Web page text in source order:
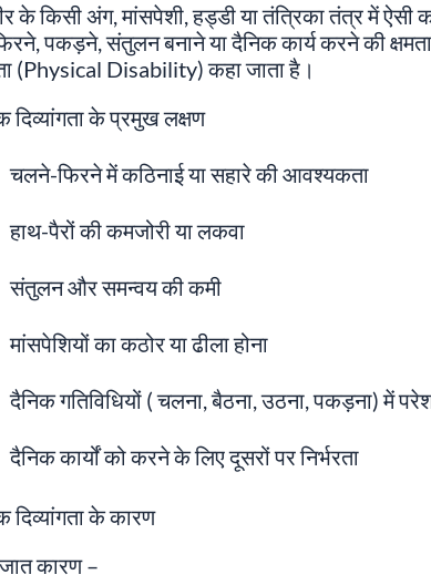
के किसी अंग, मांसपेशी, हड्डी या तंत्रिका तंत्र में ऐसी
पकड़ने, संतुलन बनाने या दैनिक कार्य करने की क्षमता
(Physical Disability) कहा जाता है।
दिव्यांगता के प्रमुख लक्षण
चलने-फिरने में कठिनाई या सहारे की आवश्यकता
हाथ-पैरों की कमजोरी या लकवा
संतुलन और समन्वय की कमी
मांसपेशियों का कठोर या ढीला होना
दैनिक गतिविधियों ( चलना, बैठना, उठना, पकड़ना) में
दैनिक कार्यों को करने के लिए दूसरों पर निर्भरता
दिव्यांगता के कारण
कारण –